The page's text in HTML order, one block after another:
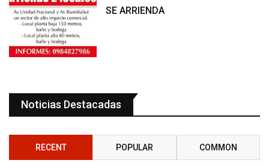
SE ARRIENDA
Noticias Destacadas
RECENT POPULAR COMMON